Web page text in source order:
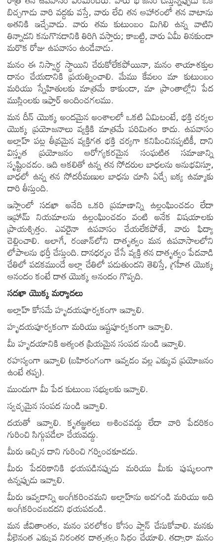
బిచ్చగాడు వారి వద్దకు వస్తే, వారు లేచి తన ఆహారంలో తన వాటాను
అతనికి ఇచ్చేవాడు. వారు తమ కుటుంబం మిగిలి ఉన్న వాటిని
తిన్నాడని కనుగొనడానికి తిరిగి వస్తారు; కాబట్టి, వారు ఏమీ తినకుండా
మరొక రోజు ఉపవాసం ఉండేవాడు.
మనం ఈ నిస్వార్థ స్థాయిని చేరుకోలేకపోయినా, మనం శాయాశక్తుల
దానం చేయడానికి ప్రయత్నించాలి. మేము కేవలం మా కుటుంబం
మరియు స్నేహితులకు మాత్రమే కాకుండా, మా ప్రాంతాల్లోని పేద
ముస్లింలకు ఇఫ్తార్ అందించగలము.
మన దీన్ యొక్క అందమైన అంశాలలో ఒకటి ఏమిటంటే, భక్తి చర్యల
యొక్క ప్రయోజనాలు వ్యక్తికి మాత్రమే పరిమితం కాదు. ఉపవాసం
అల్లాహ్ పట్ల తీవ్రమైన వ్యక్తిగత భక్తి చర్యగా కనిపించినప్పటికీ, దాని
విస్తృత ప్రయోజనం ఆరోగ్యకరమైన సంఘటిత సమాజాన్ని
సృష్టించడం. ఇది ఆకలితో ఉన్న తన సోదరుల బాధలను అనుభవిస్తూ,
బాధలో ఉన్న తన సోదరీమణుల బాధను చూసి ఏడ్చే ఐక్య ఉమ్మాకు
దారి తీస్తుంది.
ఇస్లాంలో సదఖా అనేది ఒకరి ప్రమాణాన్ని ఉల్లంఘించడం లేదా
ఇహ్రామ్ నియమాలను ఉల్లంఘించడం వంటి అనేక విషయాలకు
ప్రాయశ్చిత్తం. ఎవరైనా ఉపవాసం చేయలేకపోతే, వారు ఫిద్యా
చెల్లించాలి. అలాగే, రంజాన్‌లోని దాతృత్వం మన ఉపవాసాలలోని
లోపాలను భర్తీ చేస్తుంది. దానధర్మం చేసే వ్యక్తి తన దాతృత్వం పేదవాడి
చేతిలో పడకముందే అల్లా చేతిలో పడుతుందని తెలిస్తే, గ్రహీత యొక్క
ఆనందం కంటే దాత యొక్క ఆనందం గొప్పది.
సదఖా యొక్క మర్యాదలు
అల్లాహ్ కోసమే హృదయపూర్వకంగా ఇవ్వాలి.
హృదయపూర్వకంగా మరియు ఇష్టపూర్వకంగా ఇవ్వాలి.
మీ హృదయానికి అత్యంత ప్రియమైన సంపద నుండి ఇవ్వాలి.
రహస్యంగా ఇవ్వాలి (బహిరంగంగా ఇవ్వడం వల్ల ఎక్కువ ప్రయోజనం
ఉంటే తప్ప).
ముందుగా మీ పేద కుటుంబ సభ్యులకు ఇవ్వాలి.
స్వచ్ఛమైన సంపద నుండి ఇవ్వాలి.
దయతో ఇవ్వాలి. కృతజ్ఞతలు ఆశించవద్దు లేదా వారి పేదరికం
గురించి సిగ్గుపడేలా చేయవద్దు.
మీరు ఇచ్చిన దాని గురించి గర్వించకూడదు.
మీరు పేదరికానికి భయపడినప్పుడు మరియు మీకు పుష్కలంగా
ఉన్నప్పుడు ఇవ్వాలి.
మీరు ఇవ్వడాన్ని అంగీకరించమని అల్లాహ్‌ను అడగండి మరియు అది
అంగీకరించబడదని భయపడండి.
మన జీవితాంతం, మనం పరలోకం కోసం ప్లాన్ చేసుకోవాలి. మనకు
వీలైనంత ఎక్కువ నిరంతర దాతృత్వం సిద్ధం చేయాలి. తద్వారా మనం